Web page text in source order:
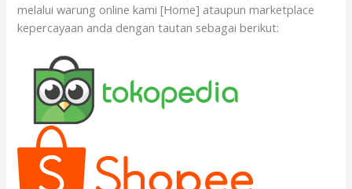
melalui warung online kami [Home] ataupun marketplace
kepercayaan anda dengan tautan sebagai berikut: